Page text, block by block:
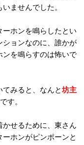
ませんでした。
ホンを鳴らしたとい
ションなのに、誰かが
を鳴らすのは怖いで
てみると、なんと坊主
す。
せるために、東さん
ホンがピンポーンと